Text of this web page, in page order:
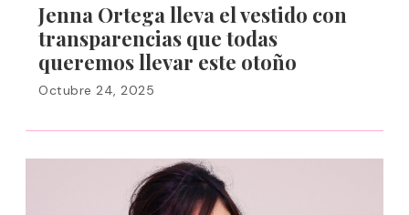
Jenna Ortega lleva el vestido con
transparencias que todas
queremos llevar este otoño
Octubre 24, 2025